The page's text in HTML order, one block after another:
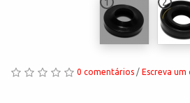
0 comentários / Escreva